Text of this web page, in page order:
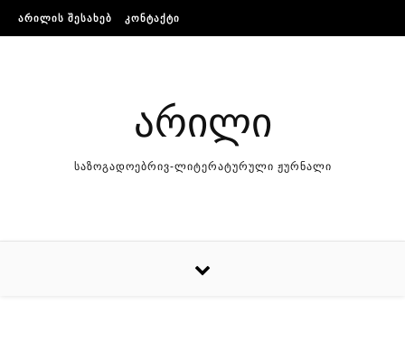
Skip to content
ᲐᲠᲘᲚᲘᲡ ᲨᲔᲡᲐᲮᲔᲑ ᲙᲝᲜᲢᲐᲥᲢᲘ
არილი
საზოგადოებრივ-ლიტერატურული ჟურნალი